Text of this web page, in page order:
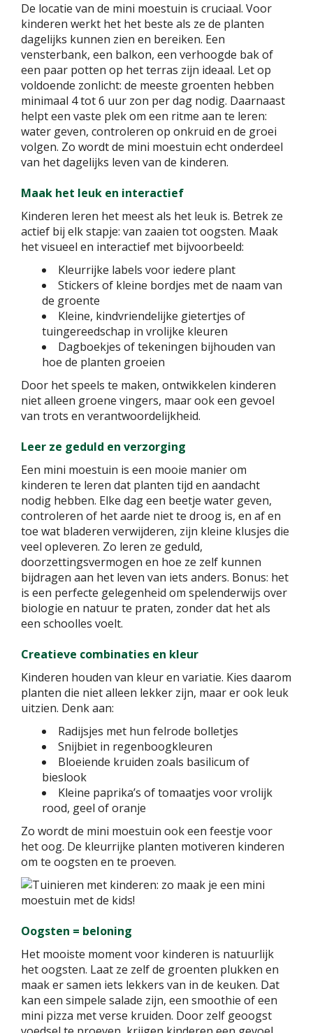
De locatie van de mini moestuin is cruciaal. Voor
kinderen werkt het het beste als ze de planten
dagelijks kunnen zien en bereiken. Een
vensterbank, een balkon, een verhoogde bak of
een paar potten op het terras zijn ideaal. Let op
voldoende zonlicht: de meeste groenten hebben
minimaal 4 tot 6 uur zon per dag nodig. Daarnaast
helpt een vaste plek om een ritme aan te leren:
water geven, controleren op onkruid en de groei
volgen. Zo wordt de mini moestuin echt onderdeel
van het dagelijks leven van de kinderen.
Maak het leuk en interactief
Kinderen leren het meest als het leuk is. Betrek ze
actief bij elk stapje: van zaaien tot oogsten. Maak
het visueel en interactief met bijvoorbeeld:
Kleurrijke labels voor iedere plant
Stickers of kleine bordjes met de naam van
de groente
Kleine, kindvriendelijke gietertjes of
tuingereedschap in vrolijke kleuren
Dagboekjes of tekeningen bijhouden van
hoe de planten groeien
Door het speels te maken, ontwikkelen kinderen
niet alleen groene vingers, maar ook een gevoel
van trots en verantwoordelijkheid.
Leer ze geduld en verzorging
Een mini moestuin is een mooie manier om
kinderen te leren dat planten tijd en aandacht
nodig hebben. Elke dag een beetje water geven,
controleren of het aarde niet te droog is, en af en
toe wat bladeren verwijderen, zijn kleine klusjes die
veel opleveren. Zo leren ze geduld,
doorzettingsvermogen en hoe ze zelf kunnen
bijdragen aan het leven van iets anders. Bonus: het
is een perfecte gelegenheid om spelenderwijs over
biologie en natuur te praten, zonder dat het als
een schoolles voelt.
Creatieve combinaties en kleur
Kinderen houden van kleur en variatie. Kies daarom
planten die niet alleen lekker zijn, maar er ook leuk
uitzien. Denk aan:
Radijsjes met hun felrode bolletjes
Snijbiet in regenboogkleuren
Bloeiende kruiden zoals basilicum of
bieslook
Kleine paprika’s of tomaatjes voor vrolijk
rood, geel of oranje
Zo wordt de mini moestuin ook een feestje voor
het oog. De kleurrijke planten motiveren kinderen
om te oogsten en te proeven.
Oogsten = beloning
Het mooiste moment voor kinderen is natuurlijk
het oogsten. Laat ze zelf de groenten plukken en
maak er samen iets lekkers van in de keuken. Dat
kan een simpele salade zijn, een smoothie of een
mini pizza met verse kruiden. Door zelf geoogst